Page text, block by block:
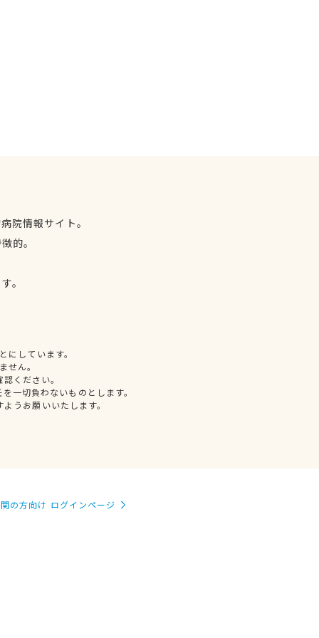
院情報サイト。
的。
。
しています。
せん。
ください。
一切負わないものとします。
うお願いいたします。
の方向け ログインページ